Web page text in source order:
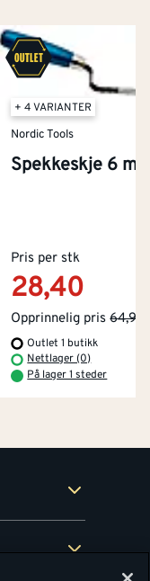
+ 4 VARIANTER
Nordic Tools
Spekkeskje 6
Pris per stk
28,40
Opprinnelig pris 64,90
Outlet 1 butikk
Nettlager (0)
På lager 1 steder